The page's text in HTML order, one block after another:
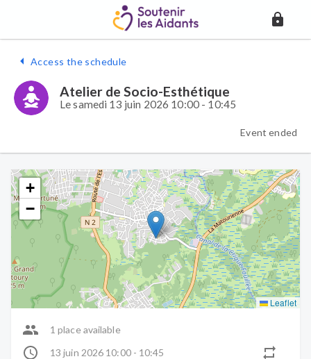
Access the schedule
Atelier de Socio-Esthétique
Le samedi 13 juin 2026 10:00 - 10:45
Event ended
+
−
Leaflet
1 place available
13 juin 2026 10:00 - 10:45